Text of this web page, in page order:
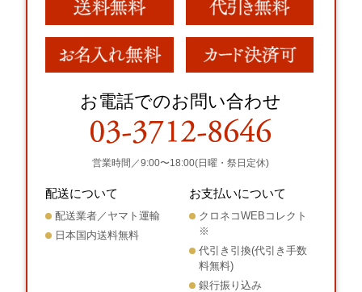
お電話でのお問い合わせ
営業時間／9:00〜18:00(日曜・祭日定休)
配送について
配送業者／ヤマト運輸
日本国内送料無料
お支払いについて
クロネコWEBコレクト
※
代引き引換(代引き手数
料無料)
銀行振り込み